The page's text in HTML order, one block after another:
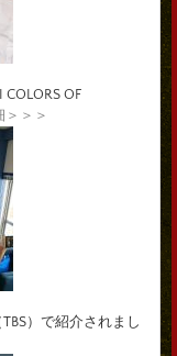
COLORS OF
＞＞＞
）で紹介されまし